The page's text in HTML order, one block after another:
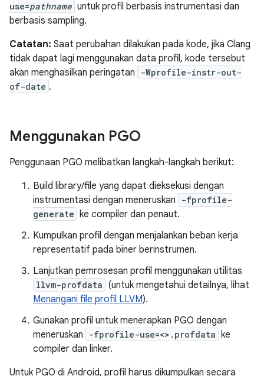
use=pathname untuk profil berbasis instrumentasi dan
berbasis sampling.
Catatan: Saat perubahan dilakukan pada kode, jika Clang
tidak dapat lagi menggunakan data profil, kode tersebut
akan menghasilkan peringatan
-Wprofile-instr-out-
of-date .
Menggunakan PGO
Penggunaan PGO melibatkan langkah-langkah berikut:
Build library/file yang dapat dieksekusi dengan
instrumentasi dengan meneruskan
-fprofile-
generate ke compiler dan penaut.
Kumpulkan profil dengan menjalankan beban kerja
representatif pada biner berinstrumen.
Lanjutkan pemrosesan profil menggunakan utilitas
llvm-profdata (untuk mengetahui detailnya, lihat
Menangani file profil LLVM).
Gunakan profil untuk menerapkan PGO dengan
meneruskan
-fprofile-use=<>.profdata ke
compiler dan linker.
Untuk PGO di Android, profil harus dikumpulkan secara